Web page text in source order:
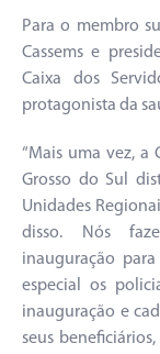
Para o membro
Cassems e
Caixa dos
protagonista da
“Mais uma vez, a
Grosso do Sul
Unidades
disso. Nós
inauguração
especial os
inauguração e
seus